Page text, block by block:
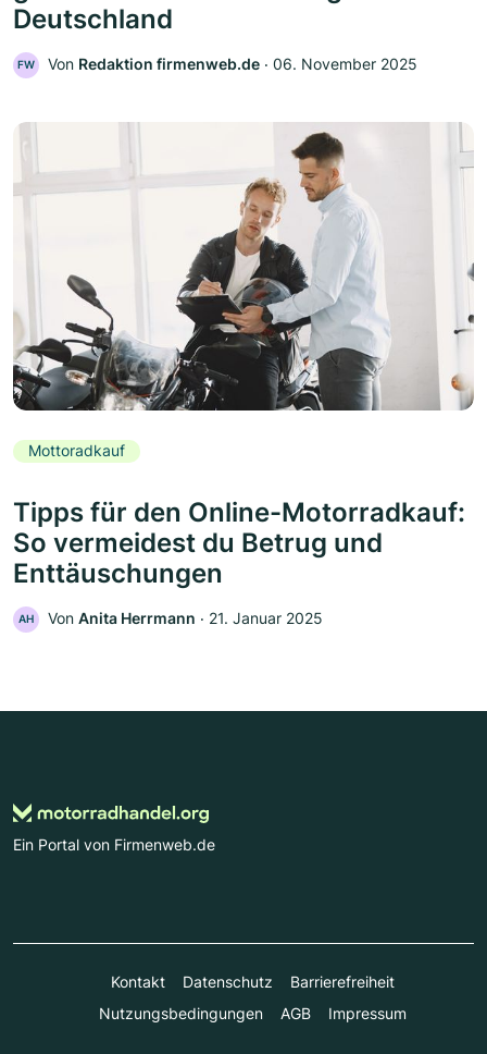
Deutschland
FW Von Redaktion firmenweb.de ‧ 06. November 2025
Mottoradkauf
Tipps für den Online-Motorradkauf:
So vermeidest du Betrug und
Enttäuschungen
AH Von Anita Herrmann ‧ 21. Januar 2025
Ein Portal von Firmenweb.de
Kontakt Datenschutz
Barrierefreiheit
Nutzungsbedingungen
AGB Impressum